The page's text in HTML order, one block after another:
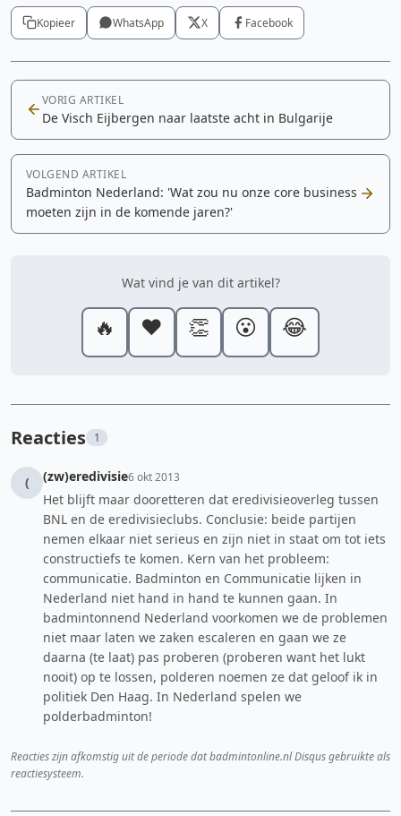
Kopieer WhatsApp X Facebook
VORIG ARTIKEL
De Visch Eijbergen naar laatste acht in Bulgarije
VOLGEND ARTIKEL
Badminton Nederland: 'Wat zou nu onze core business
moeten zijn in de komende jaren?'
Wat vind je van dit artikel?
🔥 ❤️ 👏 😮 😂
Reacties 1
( (zw)eredivisie6 okt 2013
Het blijft maar dooretteren dat eredivisieoverleg tussen
BNL en de eredivisieclubs. Conclusie: beide partijen
nemen elkaar niet serieus en zijn niet in staat om tot iets
constructiefs te komen. Kern van het probleem:
communicatie. Badminton en Communicatie lijken in
Nederland niet hand in hand te kunnen gaan. In
badmintonnend Nederland voorkomen we de problemen
niet maar laten we zaken escaleren en gaan we ze
daarna (te laat) pas proberen (proberen want het lukt
nooit) op te lossen, polderen noemen ze dat geloof ik in
politiek Den Haag. In Nederland spelen we
polderbadminton!
Reacties zijn afkomstig uit de periode dat badmintonline.nl Disqus gebruikte als
reactiesysteem.